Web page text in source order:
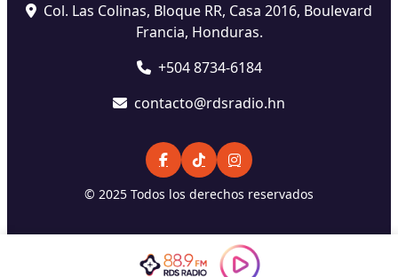
Col. Las Colinas, Bloque RR, Casa 2016, Boulevard
Francia, Honduras.
+504 8734-6184
contacto@rdsradio.hn
© 2025 Todos los derechos reservados